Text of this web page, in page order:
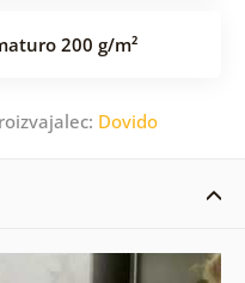
200 g/m²
Dovido